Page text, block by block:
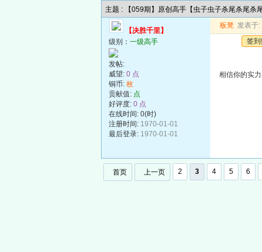
主题 : 【059期】原创高手【虫子虫子杀尾杀尾杀
【决胜千里】
级别： 一级高手
发帖:
威望: 0 点
铜币: 枚
贡献值: 点
好评度: 0 点
在线时间: 0(时)
注册时间: 1970-01-01
最后登录: 1970-01-01
板凳 发表于
签
相信你的实
首页 上一页 2 3 4 5 6